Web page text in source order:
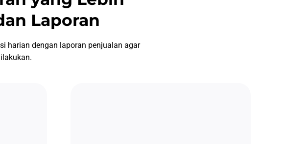
Laporan
harian dengan laporan penjualan agar